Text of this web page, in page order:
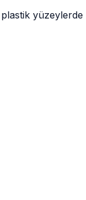
yüzeylerde